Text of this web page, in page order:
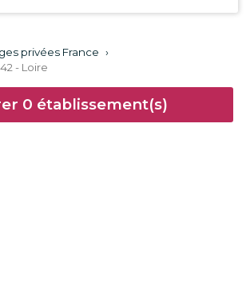
privées France ›
- Loire
0 établissement(s)